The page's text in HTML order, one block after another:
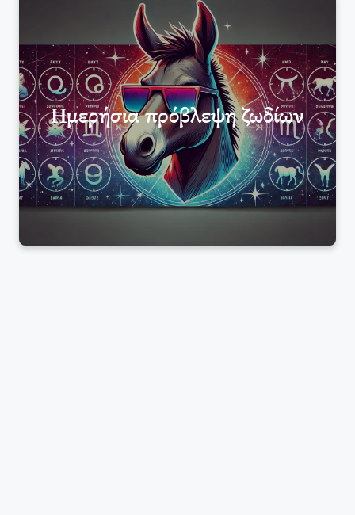
Ημερήσια πρόβλεψη ζωδίων